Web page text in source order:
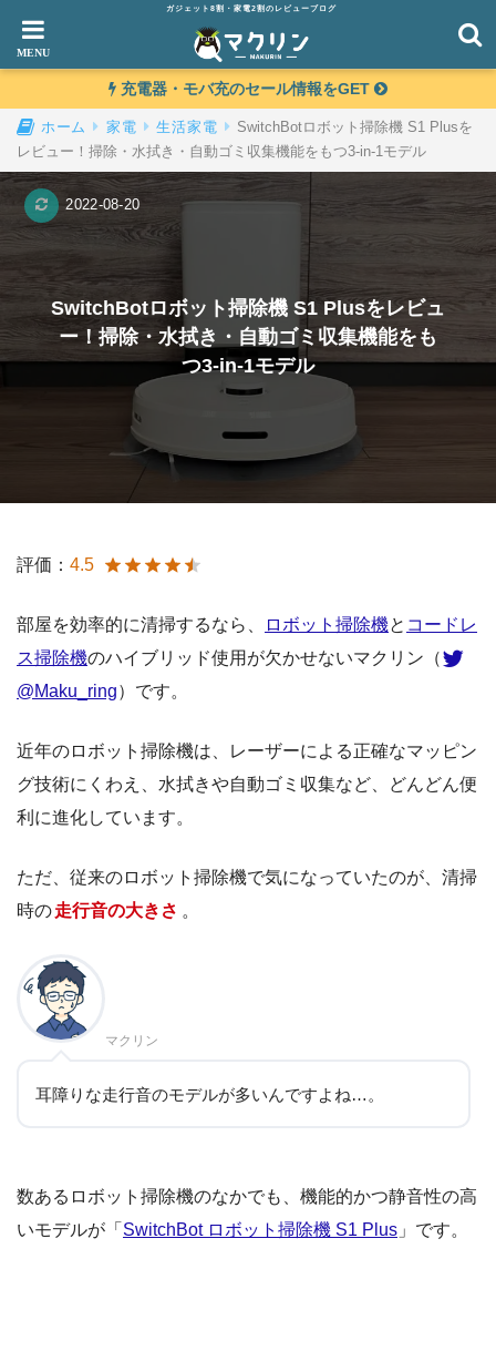
ガジェット8割・家電2割のレビューブログ
充電器・モバ充のセール情報をGET
ホーム 家電 生活家電
SwitchBotロボット掃除機 S1 Plusを
レビュー！掃除・水拭き・自動ゴミ収集機能をもつ3-in-1モデル
SwitchBotロボット掃除機 S1 Plusをレビュ
ー！掃除・水拭き・自動ゴミ収集機能をも
つ3-in-1モデル
2022-08-20
評価： 4.5
部屋を効率的に清掃するなら、 ロボット掃除機と コードレ
ス掃除機のハイブリッド使用が欠かせないマクリン（
@Maku_ring）です。
近年のロボット掃除機は、レーザーによる正確なマッピン
グ技術にくわえ、水拭きや自動ゴミ収集など、どんどん便
利に進化しています。
ただ、従来のロボット掃除機で気になっていたのが、清掃
時の走行音の大きさ 。
マクリン
耳障りな走行音のモデルが多いんですよね…。
数あるロボット掃除機のなかでも、機能的かつ静音性の高
いモデルが「 SwitchBot ロボット掃除機 S1 Plus 」です。